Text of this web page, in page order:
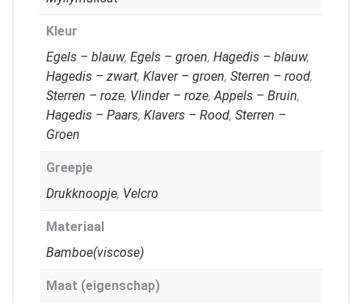
Kleur
Egels – blauw, Egels – groen, Hagedis – blauw,
Hagedis – zwart, Klaver – groen, Sterren – rood,
Sterren – roze, Vlinder – roze,Appels – Bruin,
Hagedis – Paars, Klavers – Rood, Sterren –
Groen
Greepje
Drukknoopje, Velcro
Materiaal
Bamboe(viscose)
Maat (eigenschap)